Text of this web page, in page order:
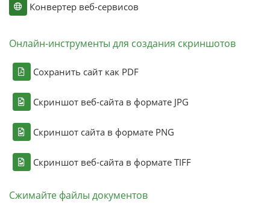
Конвертер веб-сервисов
Онлайн-инструменты для создания скриншотов
Сохранить сайт как PDF
Скриншот веб-сайта в формате JPG
Скриншот сайта в формате PNG
Скриншот веб-сайта в формате TIFF
Сжимайте файлы документов